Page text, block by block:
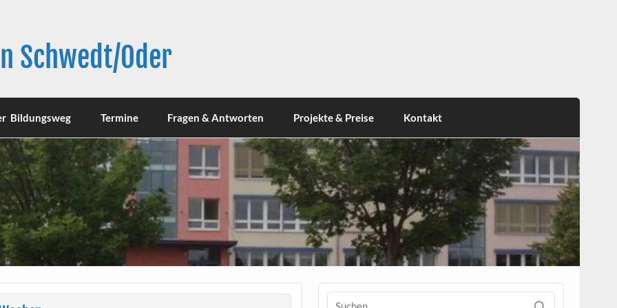
Schwedt/Oder
Bildungsweg Termine Fragen & Antworten Projekte & Preise Kontakt